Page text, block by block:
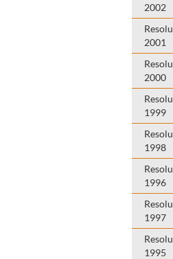
2002
2001
2000
1999
1998
1996
1997
1995